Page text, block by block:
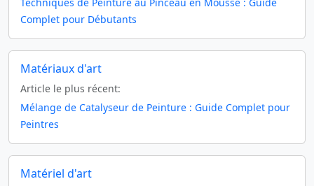
Complet pour Débutants
Matériaux d'art
Article le plus récent:
Mélange de Catalyseur de Peinture : Guide Complet pour
Peintres
Matériel d'art